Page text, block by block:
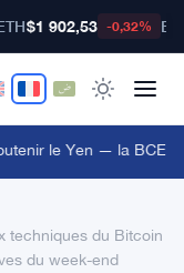
$1 902,53 -0,32%
le Yen — la BCE
techniques du Bitcoin
du week-end